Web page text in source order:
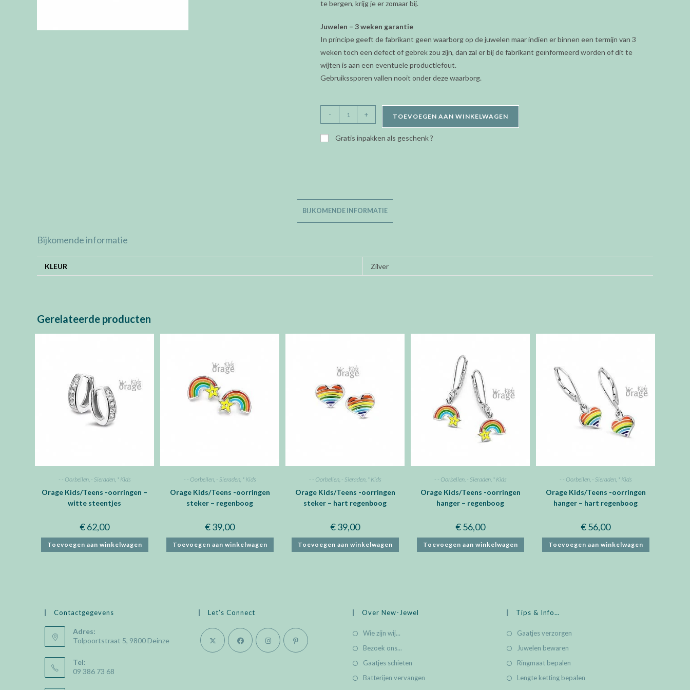
te bergen, krijg je er zomaar bij.
Juwelen – 3 weken garantie
In principe geeft de fabrikant geen waarborg op de juwelen maar indien er binnen een termijn van 3
weken toch een defect of gebrek zou zijn, dan zal er bij de fabrikant geïnformeerd worden of dit te
wijten is aan een eventuele productiefout.
Gebruikssporen vallen nooit onder deze waarborg.
Kids/Teens
-
aantal
- + TOEVOEGEN AAN WINKELWAGEN
Gratis inpakken als geschenk ?
BIJKOMENDE INFORMATIE
Bijkomende informatie
KLEUR Zilver
Gerelateerde producten
- - Oorbellen, - Sieraden, * Kids
Orage Kids/Teens -oorringen –
witte steentjes
€62,00
Toevoegen aan winkelwagen
- - Oorbellen, - Sieraden, * Kids
Orage Kids/Teens -oorringen
steker – regenboog
€39,00
Toevoegen aan winkelwagen
- - Oorbellen, - Sieraden, * Kids
Orage Kids/Teens -oorringen
steker – hart regenboog
€39,00
Toevoegen aan winkelwagen
- - Oorbellen, - Sieraden, * Kids
Orage Kids/Teens -oorringen
hanger – regenboog
€56,00
Toevoegen aan winkelwagen
- - Oorbellen, - Sieraden, * Kids
Orage Kids/Teens -oorringen
hanger – hart regenboog
€56,00
Toevoegen aan winkelwagen
Contactgegevens
Adres:
Tolpoortstraat 5, 9800 Deinze
Tel:
09 386 73 68
Let’s Connect Over New-Jewel
Wie zijn wij...
Bezoek ons...
Gaatjes schieten
Batterijen vervangen
Tips & Info…
Gaatjes verzorgen
Juwelen bewaren
Ringmaat bepalen
Lengte ketting bepalen